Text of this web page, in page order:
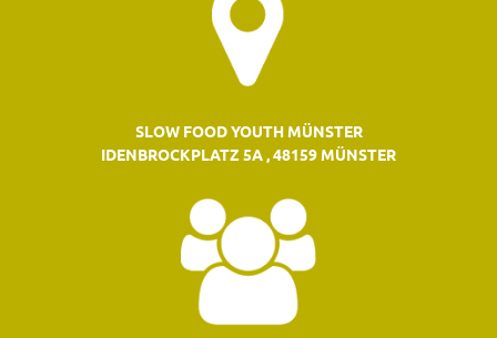
SLOW FOOD YOUTH MÜNSTER
IDENBROCKPLATZ 5A , 48159 MÜNSTER